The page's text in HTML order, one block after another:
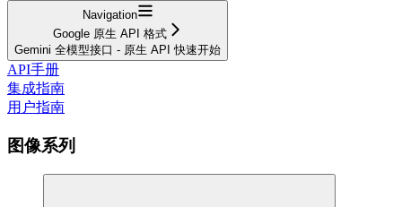
Navigation
Google 原生 API 格式
Gemini 全模型接口 - 原生 API 快速开始
API手册
集成指南
用户指南
图像系列